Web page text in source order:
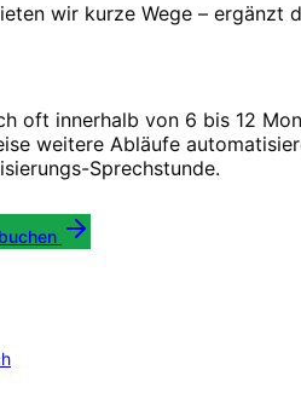
wir kurze Wege – ergänzt
oft innerhalb von 6 bis 12
weitere Abläufe
Sprechstunde.